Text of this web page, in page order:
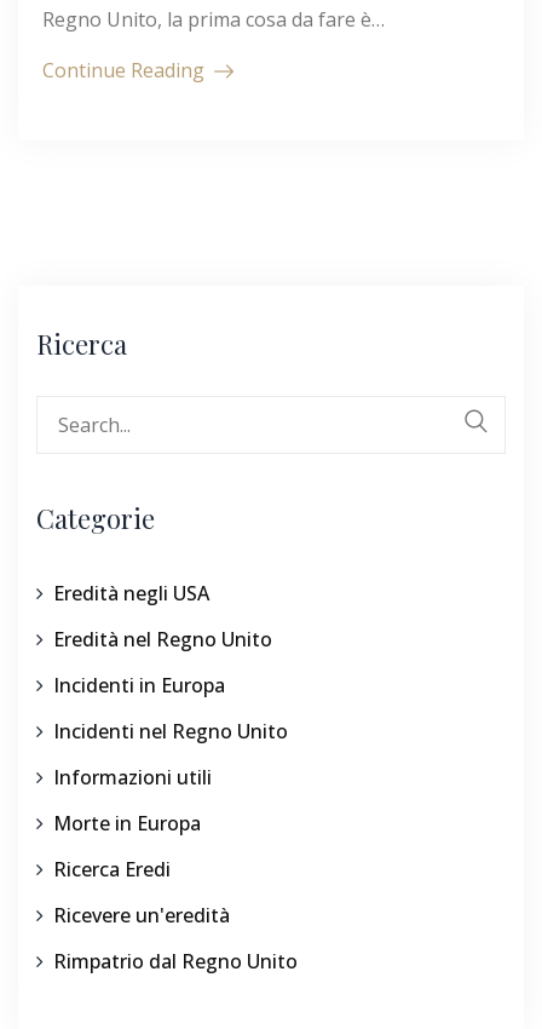
Regno Unito, la prima cosa da fare è…
Continue Reading
Ricerca
Categorie
Eredità negli USA
Eredità nel Regno Unito
Incidenti in Europa
Incidenti nel Regno Unito
Informazioni utili
Morte in Europa
Ricerca Eredi
Ricevere un'eredità
Rimpatrio dal Regno Unito